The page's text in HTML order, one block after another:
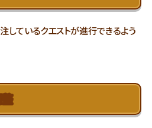
しているクエストが進行できるよう
整